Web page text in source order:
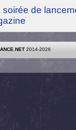
soirée de
2014-2026